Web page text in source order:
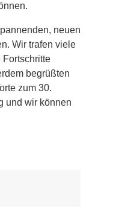
neuen
Wir trafen viele
begrüßten
zum 30.
und wir können